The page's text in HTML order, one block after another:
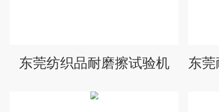
东莞纺织品耐磨擦试验机